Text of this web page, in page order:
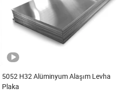
5052 H32 Alüminyum Alaşım Levha
Plaka